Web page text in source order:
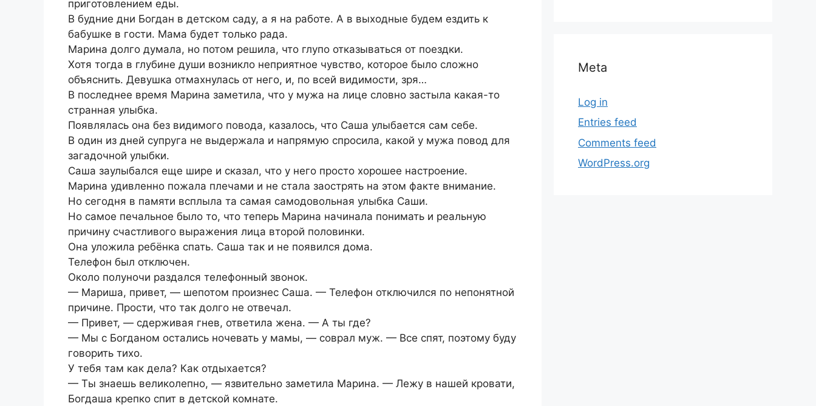
приготовлением еды.
В будние дни Богдан в детском саду, а я на работе. А в выходные будем ездить к
бабушке в гости. Мама будет только рада.
Марина долго думала, но потом решила, что глупо отказываться от поездки.
Хотя тогда в глубине души возникло неприятное чувство, которое было сложно
объяснить. Девушка отмахнулась от него, и, по всей видимости, зря…
В последнее время Марина заметила, что у мужа на лице словно застыла какая-то
странная улыбка.
Появлялась она без видимого повода, казалось, что Саша улыбается сам себе.
В один из дней супруга не выдержала и напрямую спросила, какой у мужа повод для
загадочной улыбки.
Саша заулыбался еще шире и сказал, что у него просто хорошее настроение.
Марина удивленно пожала плечами и не стала заострять на этом факте внимание.
Но сегодня в памяти всплыла та самая самодовольная улыбка Саши.
Но самое печальное было то, что теперь Марина начинала понимать и реальную
причину счастливого выражения лица второй половинки.
Она уложила ребёнка спать. Саша так и не появился дома.
Телефон был отключен.
Около полуночи раздался телефонный звонок.
— Мариша, привет, — шепотом произнес Саша. — Телефон отключился по непонятной
причине. Прости, что так долго не отвечал.
— Привет, — сдерживая гнев, ответила жена. — А ты где?
— Мы с Богданом остались ночевать у мамы, — соврал муж. — Все спят, поэтому буду
говорить тихо.
У тебя там как дела? Как отдыхается?
— Ты знаешь великолепно, — язвительно заметила Марина. — Лежу в нашей кровати,
Богдаша крепко спит в детской комнате.
Meta
Log in
Entries feed
Comments feed
WordPress.org